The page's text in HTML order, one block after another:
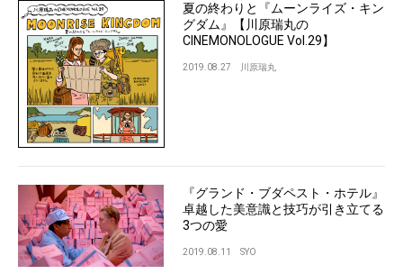
夏の終わりと『ムーンライズ・キン
グダム』【川原瑞丸の
CINEMONOLOGUE Vol.29】
2019.08.27 川原瑞丸
『グランド・ブダペスト・ホテル』
卓越した美意識と技巧が引き立てる
3つの愛
2019.08.11 SYO